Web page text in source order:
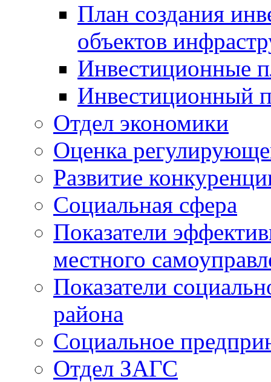
План создания
объектов
Инвестиционные
Инвестиционный
Отдел экономики
Оценка
Развитие
Социальная сфера
Показатели
местного
Показатели
района
Социальное
Отдел ЗАГС